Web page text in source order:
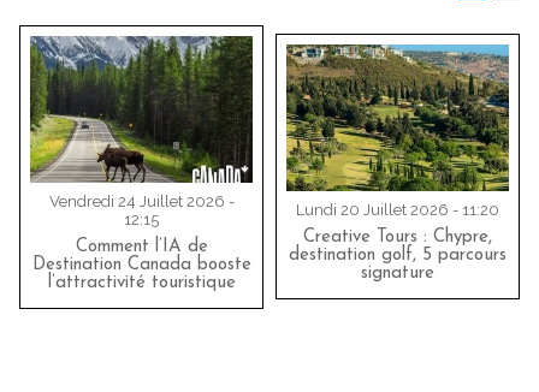
Vendredi 24 Juillet 2026 -
12:15
Comment l’IA de
Destination Canada booste
l’attractivité touristique
Lundi 20 Juillet 2026 - 11:20
Creative Tours : Chypre,
destination golf, 5 parcours
signature